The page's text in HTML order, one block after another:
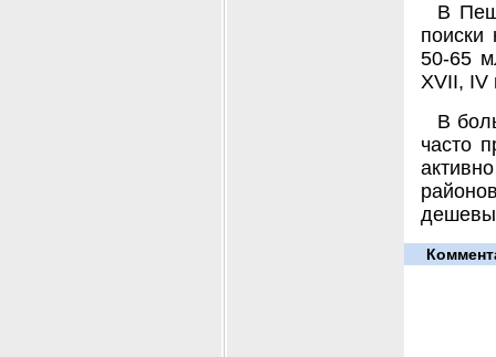
В
50-65
XVII, IV
В
часто